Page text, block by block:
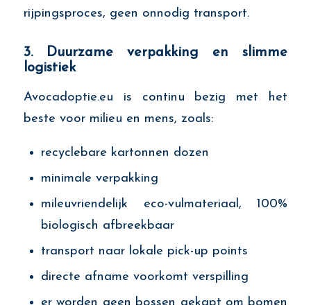
rijpingsproces, geen onnodig transport.
3. Duurzame verpakking en slimme
logistiek
Avocadoptie.eu is continu bezig met het
beste voor milieu en mens, zoals:
recyclebare kartonnen dozen
minimale verpakking
mileuvriendelijk eco-vulmateriaal, 100%
biologisch afbreekbaar
transport naar lokale pick-up points
directe afname voorkomt verspilling